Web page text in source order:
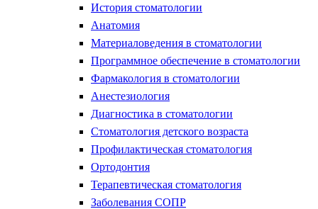
История стоматологии
Анатомия
Материаловедения в стоматологии
Программное обеспечение в стоматологии
Фармакология в стоматологии
Анестезиология
Диагностика в стоматологии
Стоматология детского возраста
Профилактическая стоматология
Ортодонтия
Терапевтическая стоматология
Заболевания СОПР